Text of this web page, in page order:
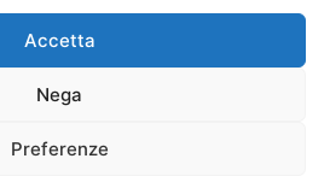
Accetta
Nega
Preferenze
© All rights reserved